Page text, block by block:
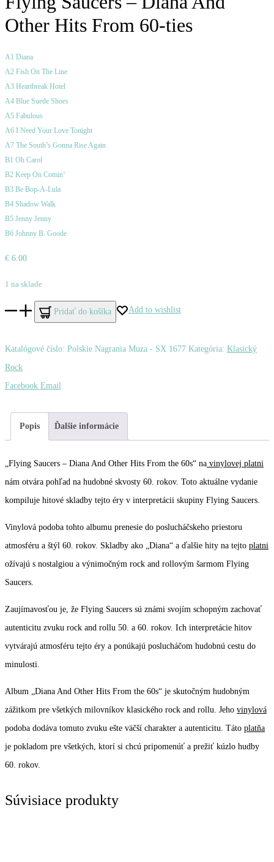
Other Hits From 60-ties
A1 Diana
A2 Fish On The Line
A3 Heartbreak Hotel
A4 Blue Suede Shoes
A5 Fabulous
A6 I Need Your Love Tonight
A7 The South’s Gonna Rise Again
B1 Oh Carol
B2 Keep On Comin‘
B3 Be Bop-A-Lula
B4 Shadow Walk
B5 Jenny Jenny
B6 Johnny B. Goode
€ 6.00
1 na sklade
množstvo
Saucers
–
Diana
Hits
Pridať do košíka Add to wishlist
Katalógové číslo: Polskie Nagrania Muza - SX 1677 Kategória: Klasický
Rock
Zdieľať
Facebook Email
Popis Ďalšie informácie
„Flying Saucers – Diana And Other Hits From the 60s“ na vinylovej platni
nám otvára pohľad na hudobné skvosty 60. rokov. Toto aktuálne vydanie
kompiluje hitové skladby tejto éry v interpretácii skupiny Flying Saucers.
Vinylová podoba tohto albumu prenesie do poslucháčskeho priestoru
atmosféru a štýl 60. rokov. Skladby ako „Diana“ a ďalšie hity na tejto platni
ožívajú s nostalgiou a výnimočným rock and rollovým šarmom Flying
Saucers.
Zaujímavosťou je, že Flying Saucers sú známi svojím schopným zachovať
autenticitu zvuku rock and rollu 50. a 60. rokov. Ich interpretácie hitov
vytvárajú atmosféru tejto éry a ponúkajú poslucháčom hudobnú cestu do
minulosti.
Album „Diana And Other Hits From the 60s“ je skutočným hudobným
zážitkom pre všetkých milovníkov klasického rock and rollu. Jeho vinylová
podoba dodáva tomuto zvuku ešte väčší charakter a autenticitu. Táto platňa
je pokladom pre všetkých, ktorí si chcú pripomenúť a prežiť kúzlo hudby
60. rokov.
Súvisiace produkty